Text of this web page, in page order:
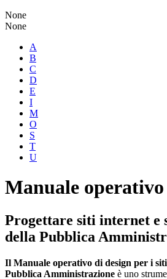
None
None
A
B
C
D
E
I
M
O
S
T
U
Manuale
Progettare siti internet e
della Pubblica
Il Manuale operativo di design per i
Pubblica Amministrazione è uno